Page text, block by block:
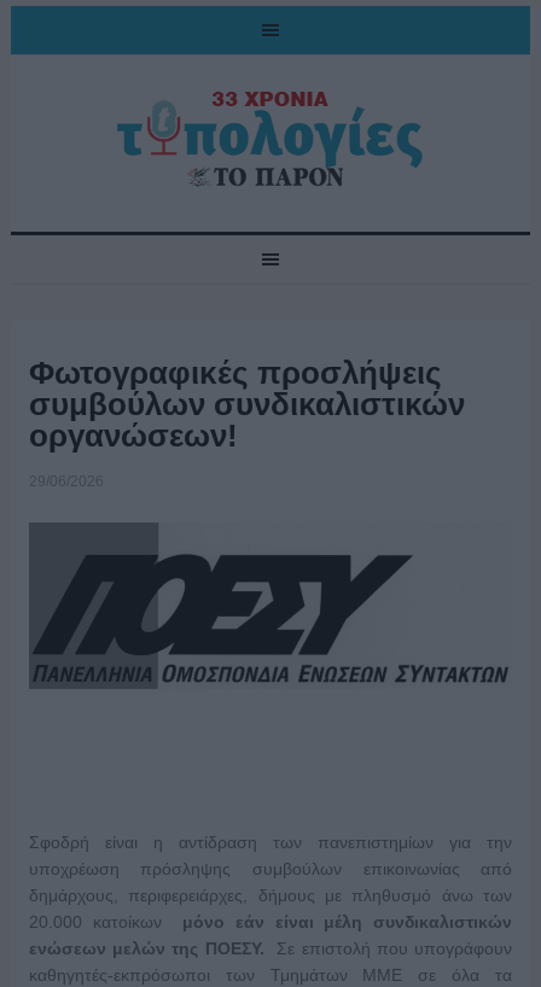
Φωτογραφικές προσλήψεις
συμβούλων συνδικαλιστικών
οργανώσεων!
29/06/2026
Σφοδρή είναι η αντίδραση των πανεπιστημίων για την
υποχρέωση πρόσληψης συμβούλων επικοινωνίας από
δημάρχους, περιφερειάρχες, δήμους με πληθυσμό άνω των
20.000 κατοίκων μόνο εάν είναι μέλη συνδικαλιστικών
ενώσεων μελών της ΠΟΕΣΥ. Σε επιστολή που υπογράφουν
καθηγητές-εκπρόσωποι των Τμημάτων ΜΜΕ σε όλα τα